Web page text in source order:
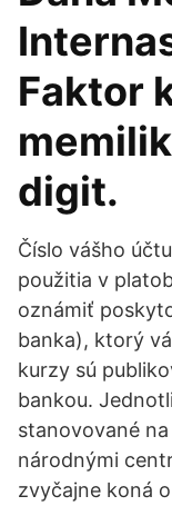
Faktor
digit.
Číslo vášho
použitia v
oznámiť
banka), ktorý
kurzy sú
bankou.
stanovované
národnými
zvyčajne koná